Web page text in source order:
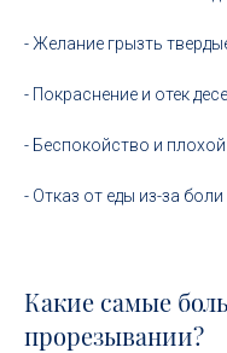
- Желание грызть
- Покраснение и отек
- Беспокойство и
- Отказ от еды из-за
Какие самые
прорезывании?